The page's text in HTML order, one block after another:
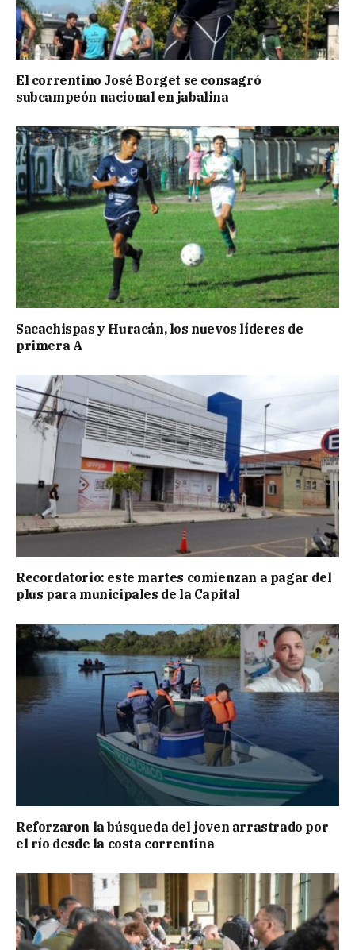
El correntino José Borget se consagró
subcampeón nacional en jabalina
Sacachispas y Huracán, los nuevos líderes de
primera A
Recordatorio: este martes comienzan a pagar del
plus para municipales de la Capital
Reforzaron la búsqueda del joven arrastrado por
el río desde la costa correntina